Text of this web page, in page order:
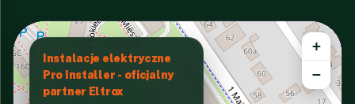
Instalacje elektryczne
Pro Installer - oficjalny
partner Eltrox
+
−